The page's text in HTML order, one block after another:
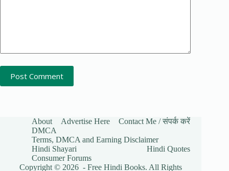
Post Comment
About Advertise Here
Contact Me / संपर्क करें
DMCA
Terms, DMCA and Earning Disclaimer
Hindi Shayari
Hindi Quotes
Consumer Forums
Copyright © 2026 - Free Hindi Books. All Rights